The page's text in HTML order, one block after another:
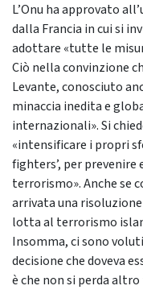
L’Onu ha approvato
dalla Francia in cui si
adottare «tutte le
Ciò nella convinzione
Levante, conosciuto
minaccia inedita e
internazionali». Si
«intensificare i propri
fighters’, per
terrorismo». Anche se
arrivata una
lotta al terrorismo
Insomma, ci sono
decisione che doveva
è che non si perda